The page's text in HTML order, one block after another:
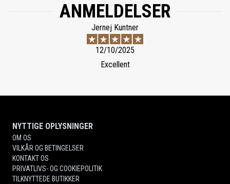
ANMELDELSER
Jernej Kuntner
12/10/2025
Excellent
NYTTIGE OPLYSNINGER
OM OS
VILKÅR OG BETINGELSER
KONTAKT OS
PRIVATLIVS- OG COOKIEPOLITIK
TILKNYTTEDE BUTIKKER